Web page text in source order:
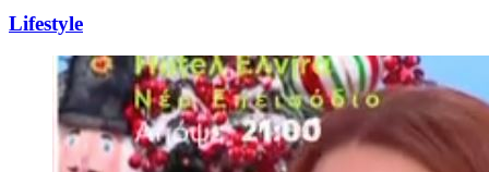
Lifestyle